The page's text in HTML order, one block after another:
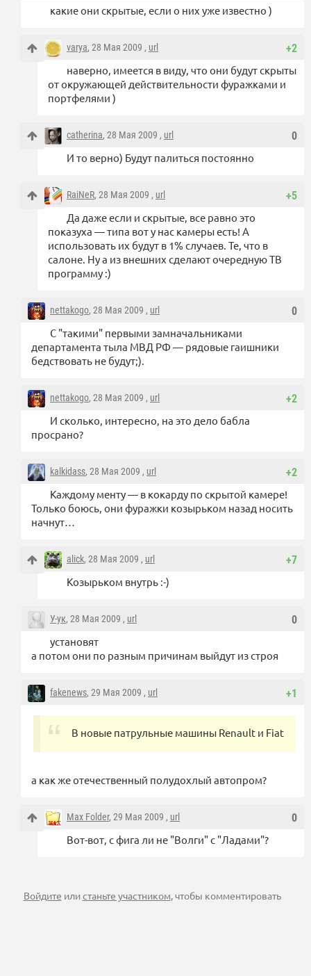
какие они скрытые, если о них уже известно )
+2
varya, 28 Мая 2009 , url
наверно, имеется в виду, что они будут скрыты
от окружающей действительности фуражками и
портфелями )
0
catherina, 28 Мая 2009 , url
И то верно) Будут палиться постоянно
+5
RaiNeR, 28 Мая 2009 , url
Да даже если и скрытые, все равно это
показуха — типа вот у нас камеры есть! А
использовать их будут в 1% случаев. Те, что в
салоне. Ну а из внешних сделают очередную ТВ
программу :)
0
nettakogo, 28 Мая 2009 , url
С "такими" первыми замначальниками
департамента тыла МВД РФ — рядовые гаишники
бедствовать не будут;).
+2
nettakogo, 28 Мая 2009 , url
И сколько, интересно, на это дело бабла
просрано?
+2
kalkidass, 28 Мая 2009 , url
Каждому менту — в кокарду по скрытой камере!
Только боюсь, они фуражки козырьком назад носить
начнут…
+7
alick, 28 Мая 2009 , url
Козырьком внутрь :-)
0
У-ук, 28 Мая 2009 , url
установят
а потом они по разным причинам выйдут из строя
+1
fakenews, 29 Мая 2009 , url
В новые патрульные машины Renault и Fiat
а как же отечественный полудохлый автопром?
0
Max Folder, 29 Мая 2009 , url
Вот-вот, с фига ли не "Волги" с "Ладами"?
Войдите илистаньте участником, чтобы комментировать